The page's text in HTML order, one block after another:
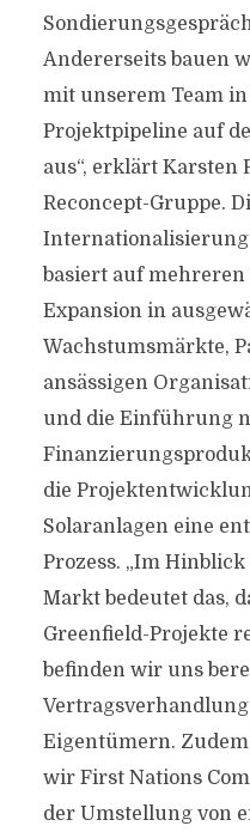
Andererseits bauen
mit unserem Team
Projektpipeline auf
aus“, erklärt Karsten
Reconcept-Gruppe.
basiert auf
Expansion in
Wachstumsmärkte,
ansässigen
und die Einführung
die
Solaranlagen eine
Prozess. „Im
Markt bedeutet das,
Greenfield-Projekte
befinden wir uns
Eigentümern.
wir First Nations
der Umstellung von